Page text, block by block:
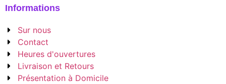
Informations
Sur nous
Contact
Heures d'ouvertures
Livraison et Retours
Présentation à Domicile